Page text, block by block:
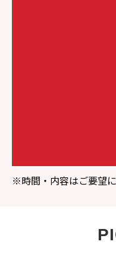
※時間・内容はご要望